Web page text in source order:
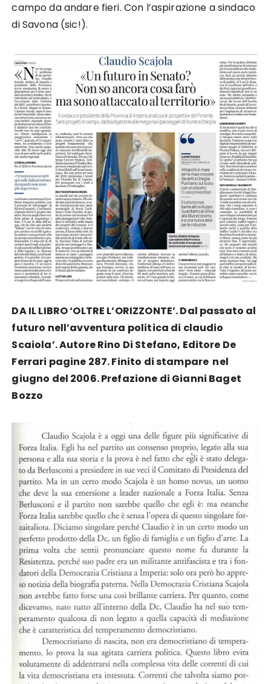
campo da andare fieri. Con l’aspirazione a sindaco
di Savona (sic!).
DA IL LIBRO ‘OLTRE L’ORIZZONTE’. Dal passato al
futuro nell’avventura politica di claudio
Scaiola’. Autore Rino Di Stefano, Editore De
Ferrari pagine 287. Finito di stampare nel
giugno del 2006. Prefazione di Gianni Baget
Bozzo